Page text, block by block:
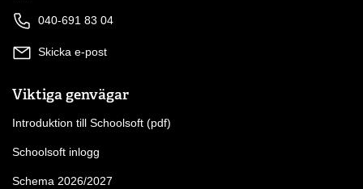
040-691 83 04
Skicka e-post
Viktiga genvägar
Introduktion till Schoolsoft (pdf)
Schoolsoft inlogg
Schema 2026/2027